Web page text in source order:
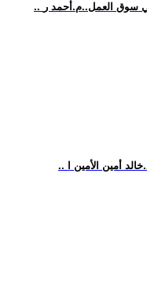
سوق العمل..م.أحمد ر
أمين الأمين ا